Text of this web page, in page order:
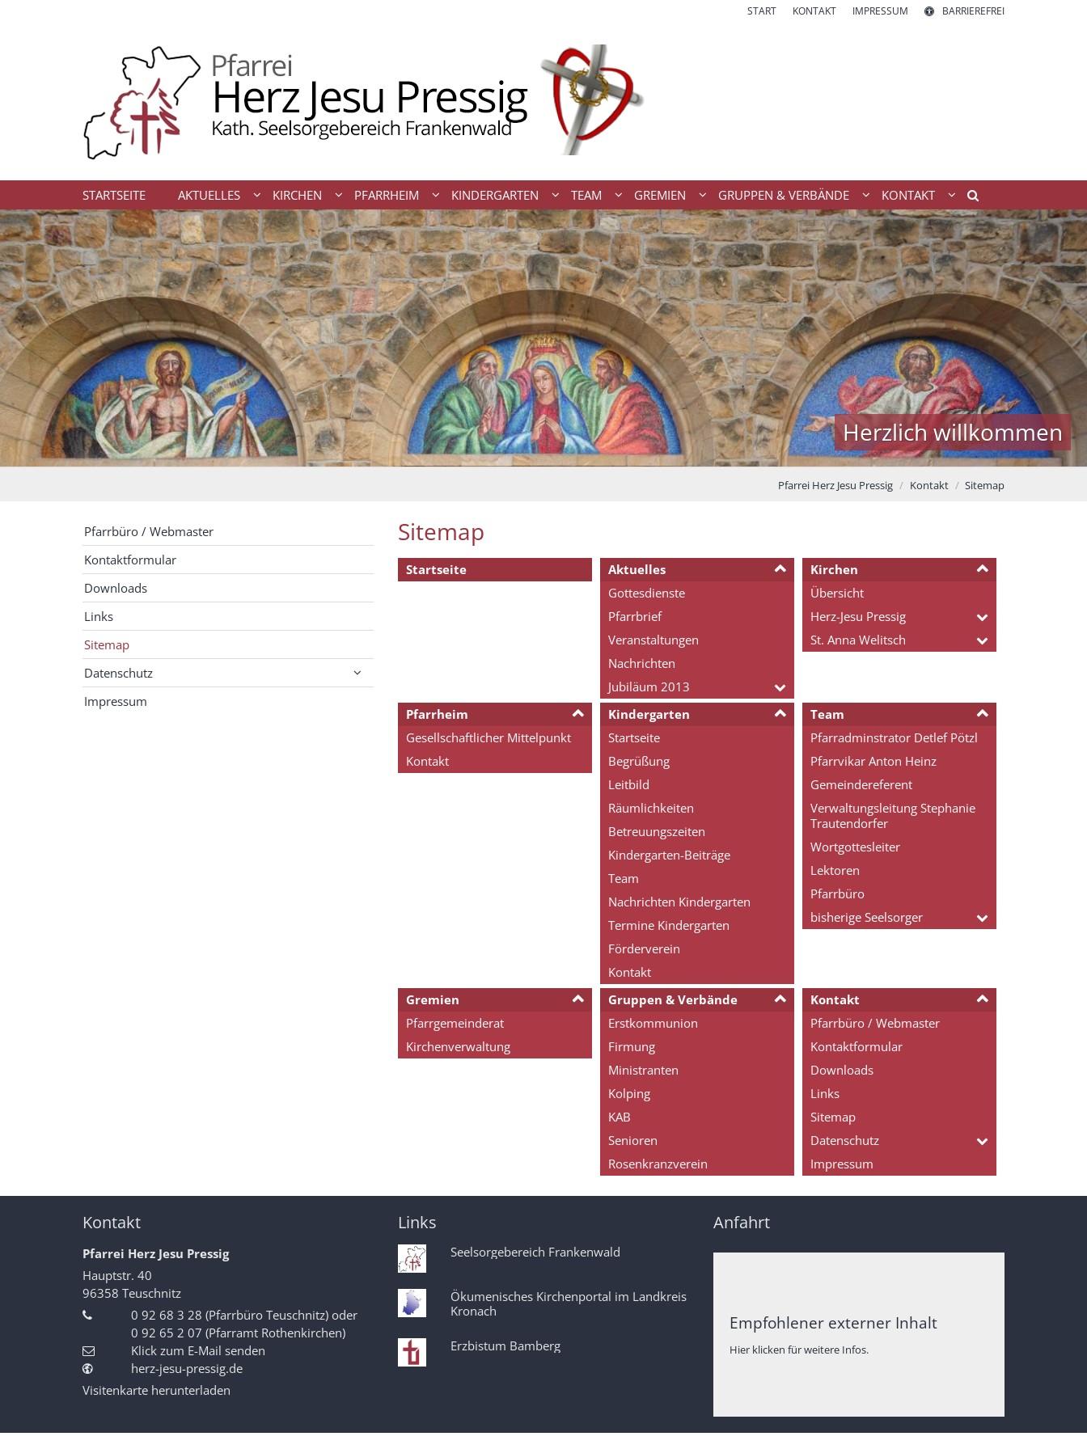
START KONTAKT IMPRESSUM BARRIEREFREI
STARTSEITE AKTUELLES KIRCHEN PFARRHEIM KINDERGARTEN TEAM GREMIEN GRUPPEN & VERBÄNDE KONTAKT
Herzlich willkommen
Pfarrei Herz Jesu Pressig Kontakt Sitemap
Sitemap
Startseite
Aktuelles
Gottesdienste
Pfarrbrief
Veranstaltungen
Nachrichten
Jubiläum 2013
Kirchen
Übersicht
Herz-Jesu Pressig
St. Anna Welitsch
Pfarrheim
Gesellschaftlicher Mittelpunkt
Kontakt
Kindergarten
Startseite
Begrüßung
Leitbild
Räumlichkeiten
Betreuungszeiten
Kindergarten-Beiträge
Team
Nachrichten Kindergarten
Termine Kindergarten
Förderverein
Kontakt
Team
Pfarradminstrator Detlef Pötzl
Pfarrvikar Anton Heinz
Gemeindereferent
Verwaltungsleitung Stephanie
Trautendorfer
Wortgottesleiter
Lektoren
Pfarrbüro
bisherige Seelsorger
Gremien
Pfarrgemeinderat
Kirchenverwaltung
Gruppen & Verbände
Erstkommunion
Firmung
Ministranten
Kolping
KAB
Senioren
Rosenkranzverein
Kontakt
Pfarrbüro / Webmaster
Kontaktformular
Downloads
Links
Sitemap
Datenschutz
Impressum
Pfarrbüro / Webmaster
Kontaktformular
Downloads
Links
Sitemap
Datenschutz
Impressum
Kontakt
Pfarrei Herz Jesu Pressig
Hauptstr. 40
96358 Teuschnitz
0 92 68 3 28 (Pfarrbüro Teuschnitz) oder
0 92 65 2 07 (Pfarramt Rothenkirchen)
Klick zum E-Mail senden
herz-jesu-pressig.de
Visitenkarte herunterladen
Links
Seelsorgebereich Frankenwald
Ökumenisches Kirchenportal im Landkreis
Kronach
Erzbistum Bamberg
Anfahrt
Empfohlener externer Inhalt
Hier klicken für weitere Infos.